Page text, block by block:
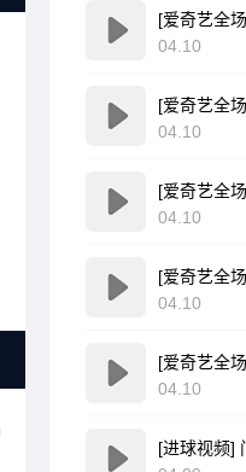
04.10
04.10
04.10
04.10
04.10